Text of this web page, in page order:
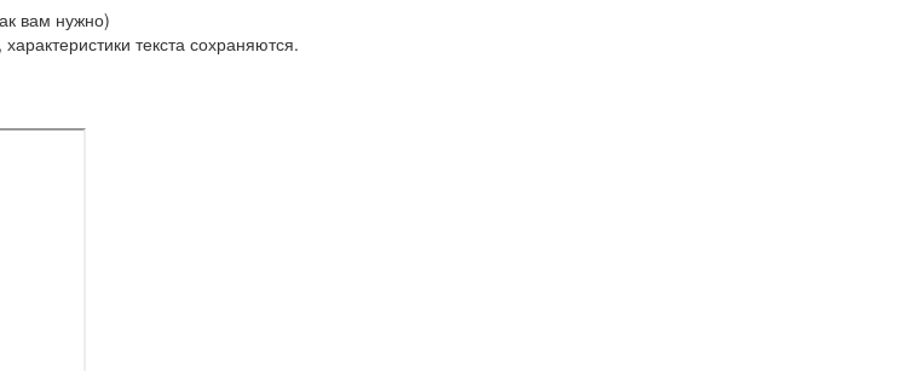
вам нужно)
текста сохраняются.